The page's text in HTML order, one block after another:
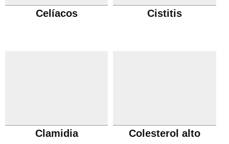
Celíacos Cistitis
Clamidia Colesterol alto